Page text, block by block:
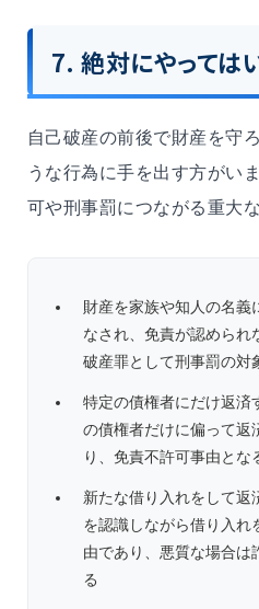
7. 絶対にやっては
自己破産の前後で財産を守
うな行為に手を出す方がい
可や刑事罰につながる重大
財産を家族や知人の名義
なされ、免責が認められ
破産罪として刑事罰の対
特定の債権者にだけ返済
の債権者だけに偏って返
り、免責不許可事由とな
新たな借り入れをして返
を認識しながら借り入れ
由であり、悪質な場合は
る